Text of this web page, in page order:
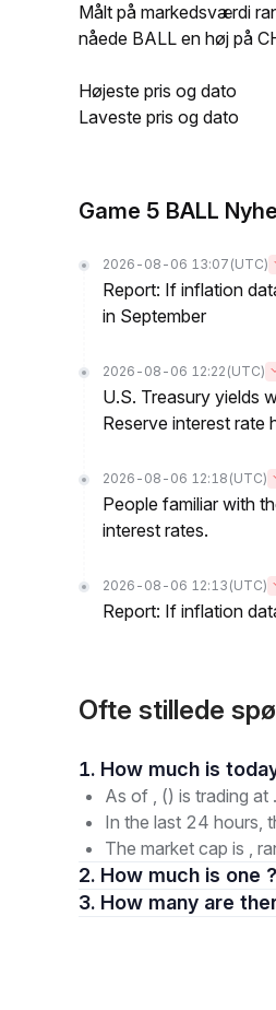
Målt på markedsværdi
nåede BALL en høj på
Højeste pris og dato
Laveste pris og dato
Game 5 BALL
2026-08-06 13:07 (UTC)
Report: If inflation
in September
2026-08-06 12:22 (UTC)
U.S. Treasury yields
Reserve interest rate
2026-08-06 12:18 (UTC)
People familiar with
interest rates.
2026-08-06 12:13 (UTC)
Report: If inflation
Ofte stillede
1. How much is
As of , () is trading at .
In the last 24 hours,
The market cap is ,
2. How much is one ?
3. How many